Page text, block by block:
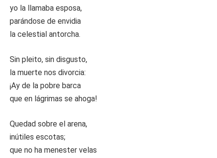
yo la llamaba esposa,
parándose de envidia
la celestial antorcha.
Sin pleito, sin disgusto,
la muerte nos divorcia:
¡Ay de la pobre barca
que en lágrimas se ahoga!
Quedad sobre el arena,
inútiles escotas;
que no ha menester velas